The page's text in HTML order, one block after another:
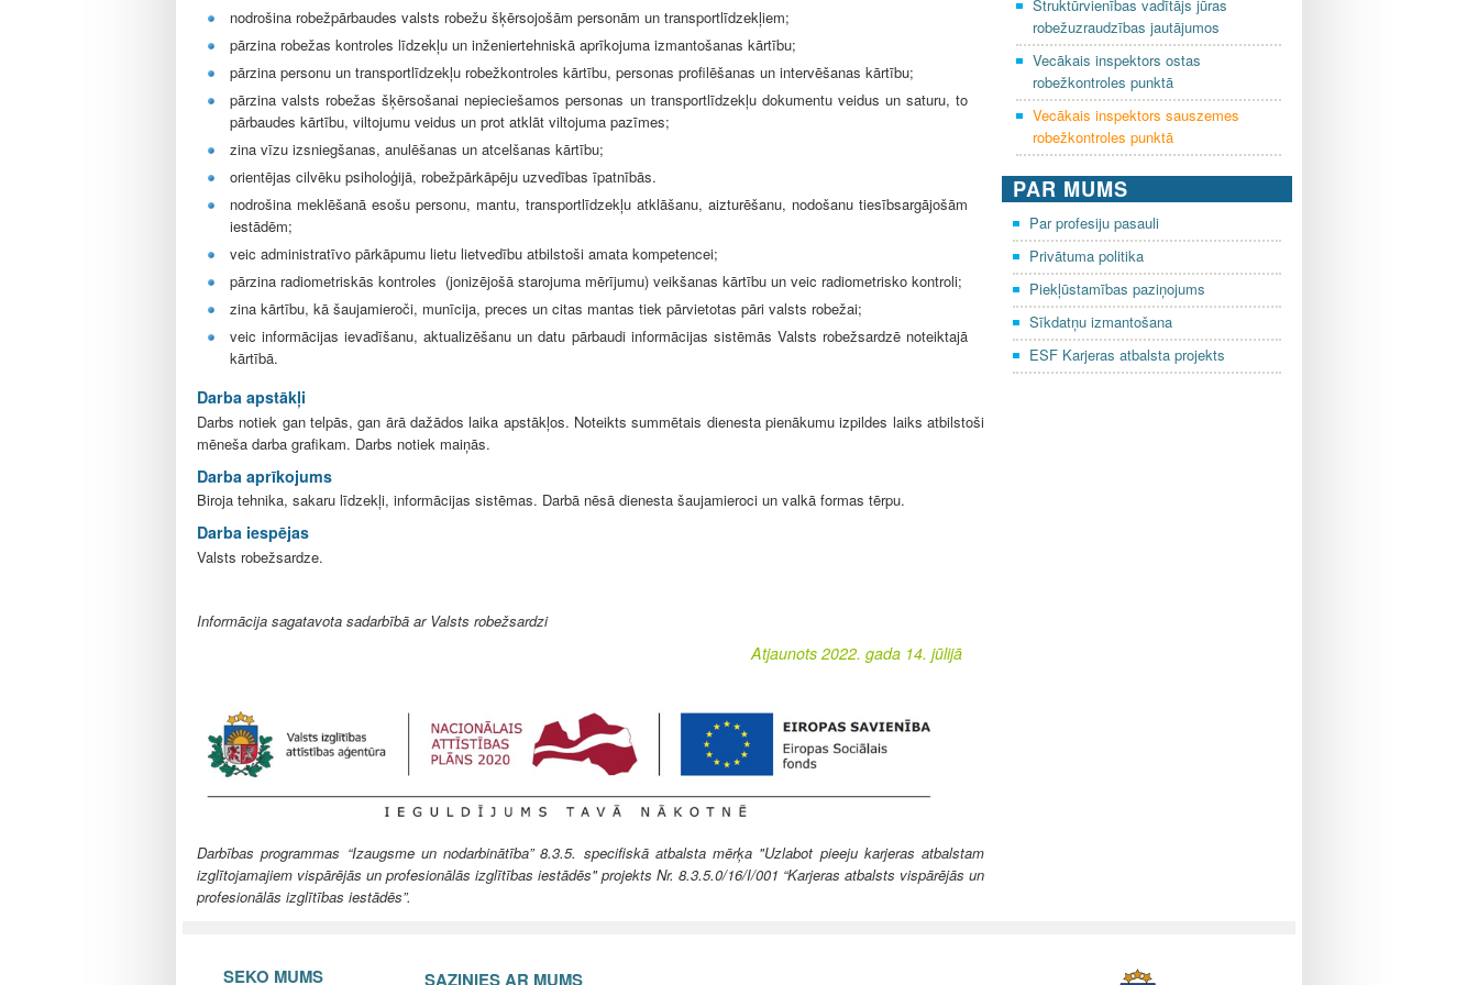
e
nodrošina robežpārbaudes valsts robežu šķērsojošām personām un transportlīdzekļiem;
pārzina robežas kontroles līdzekļu un inženiertehniskā aprīkojuma izmantošanas kārtību;
pārzina personu un transportlīdzekļu robežkontroles kārtību, personas profilēšanas un intervēšanas kārtību;
pārzina valsts robežas šķērsošanai nepieciešamos personas un transportlīdzekļu dokumentu veidus un saturu, to
pārbaudes kārtību, viltojumu veidus un prot atklāt viltojuma pazīmes;
zina vīzu izsniegšanas, anulēšanas un atcelšanas kārtību;
orientējas cilvēku psiholoģijā, robežpārkāpēju uzvedības īpatnībās.
nodrošina meklēšanā esošu personu, mantu, transportlīdzekļu atklāšanu, aizturēšanu, nodošanu tiesībsargājošām
iestādēm;
veic administratīvo pārkāpumu lietu lietvedību atbilstoši amata kompetencei;
pārzina radiometriskās kontroles (jonizējošā starojuma mērījumu) veikšanas kārtību un veic radiometrisko kontroli;
zina kārtību, kā šaujamieroči, munīcija, preces un citas mantas tiek pārvietotas pāri valsts robežai;
veic informācijas ievadīšanu, aktualizēšanu un datu pārbaudi informācijas sistēmās Valsts robežsardzē noteiktajā
kārtībā.
Darba apstākļi
Darbs notiek gan telpās, gan ārā dažādos laika apstākļos. Noteikts summētais dienesta pienākumu izpildes laiks atbilstoši
mēneša darba grafikam. Darbs notiek maiņās.
Darba aprīkojums
Biroja tehnika, sakaru līdzekļi, informācijas sistēmas. Darbā nēsā dienesta šaujamieroci un valkā formas tērpu.
Darba iespējas
Valsts robežsardze.
Informācija sagatavota sadarbībā ar Valsts robežsardzi
Atjaunots 2022. gada 14. jūlijā
Darbības programmas “Izaugsme un nodarbinātība” 8.3.5. specifiskā atbalsta mērķa "Uzlabot pieeju karjeras atbalstam
izglītojamajiem vispārējās un profesionālās izglītības iestādēs" projekts Nr. 8.3.5.0/16/I/001 “Karjeras atbalsts vispārējās un
profesionālās izglītības iestādēs”.
Struktūrvienības vadītājs jūras
robežuzraudzības jautājumos
Vecākais inspektors ostas
robežkontroles punktā
Vecākais inspektors sauszemes
robežkontroles punktā
PAR MUMS
Par profesiju pasauli
Privātuma politika
Piekļūstamības paziņojums
Sīkdatņu izmantošana
ESF Karjeras atbalsta projekts
SEKO MUMS SAZINIES AR MUMS